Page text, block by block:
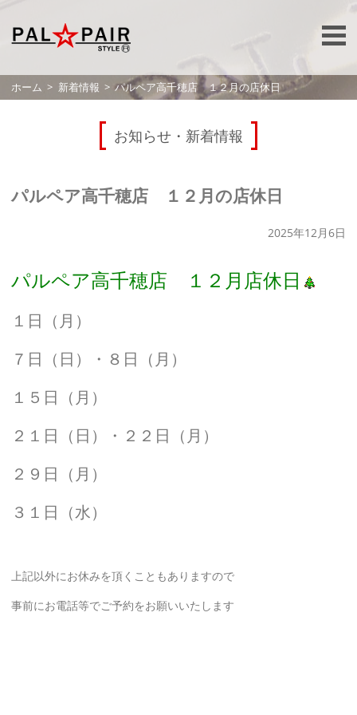
ホーム 新着情報 パルペア高千穂店 １２月の店休日
お知らせ・新着情報
パルペア高千穂店 １２月の店休日
2025年12月6日
パルペア高千穂店 １２月店休日
１日（月）
７日（日）・８日（月）
１５日（月）
２１日（日）・２２日（月）
２９日（月）
３１日（水）
上記以外にお休みを頂くこともありますので
事前にお電話等でご予約をお願いいたします